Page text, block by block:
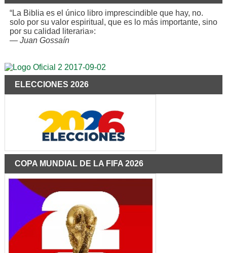
“La Biblia es el único libro imprescindible que hay, no.
solo por su valor espiritual, que es lo más importante, sino
por su calidad literaria»:
— Juan Gossaín
ELECCIONES 2026
COPA MUNDIAL DE LA FIFA 2026